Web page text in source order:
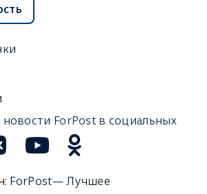
ForPost в социальных
ForPost— Лучшее